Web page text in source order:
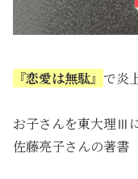
『恋愛は無駄』 で炎
お子さんを東大理Ⅲ
佐藤亮子さんの著書